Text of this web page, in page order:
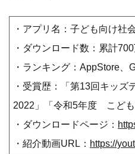
・アプリ名：子ども向け社
・ダウンロード数：累計
・ランキング：AppStore
・受賞歴：「第13回キッ
2022」「令和5年度 こど
・ダウンロードページ：
・紹介動画URL： https://